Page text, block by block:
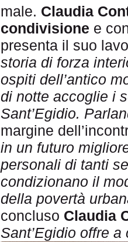
male. Claudia
condivisione e
presenta il suo
storia di forza
ospiti dell’antico
di notte accoglie i
Sant’Egidio.
margine
in un futuro
personali di tanti
condizionano il
della povertà
concluso Claudia
Sant’Egidio offre